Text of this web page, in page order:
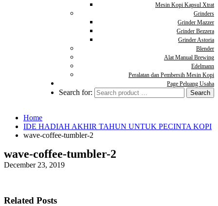
Mesin Kopi Kapsul Xtrat
Grinders
Grinder Mazzer
Grinder Bezzera
Grinder Astoria
Blender
Alat Manual Brewing
Edelmann
Peralatan dan Pembersih Mesin Kopi
Page Peluang Usaha
Search for:
Home
IDE HADIAH AKHIR TAHUN UNTUK PECINTA KOPI
wave-coffee-tumbler-2
wave-coffee-tumbler-2
December 23, 2019
Related Posts